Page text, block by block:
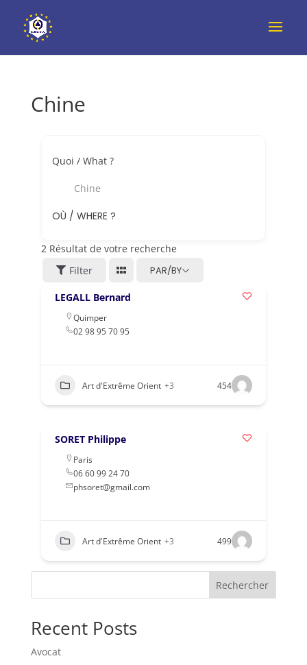
Chine
Quoi / What ?
Chine
OÙ / WHERE ?
2Résultat de votre recherche
Filter
PAR/BY
LEGALL Bernard
Quimper
02 98 95 70 95
Art d'Extrême Orient +3 454
SORET Philippe
Paris
06 60 99 24 70
phsoret@gmail.com
Art d'Extrême Orient +3 499
Rechercher
Recent Posts
Avocat